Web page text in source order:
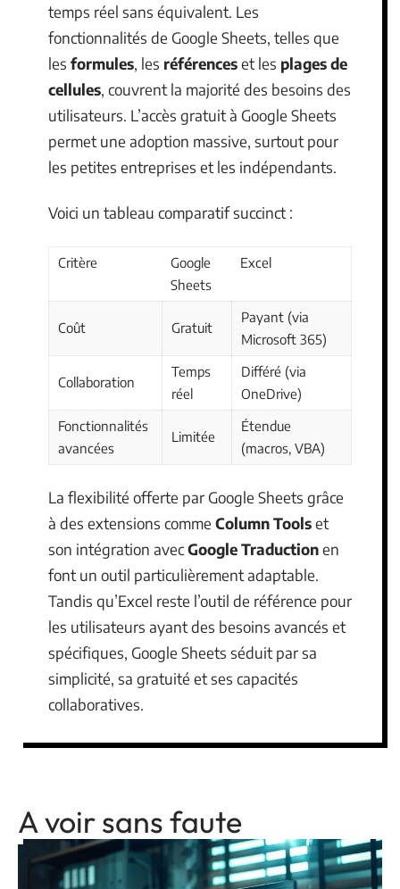
temps réel sans équivalent. Les
fonctionnalités de Google Sheets, telles que
les formules, les référenceset les plages de
cellules, couvrent la majorité des besoins des
utilisateurs. L’accès gratuit à Google Sheets
permet une adoption massive, surtout pour
les petites entreprises et les indépendants.
Voici un tableau comparatif succinct :
Critère
Google
Sheets
Excel
Coût Gratuit
Payant (via
Microsoft 365)
Collaboration
Temps
réel
Différé (via
OneDrive)
Fonctionnalités
avancées
Limitée
Étendue
(macros, VBA)
La flexibilité offerte par Google Sheets grâce
à des extensions comme Column Toolset
son intégration avecGoogle Traductionen
font un outil particulièrement adaptable.
Tandis qu’Excel reste l’outil de référence pour
les utilisateurs ayant des besoins avancés et
spécifiques, Google Sheets séduit par sa
simplicité, sa gratuité et ses capacités
collaboratives.
A voir sans faute